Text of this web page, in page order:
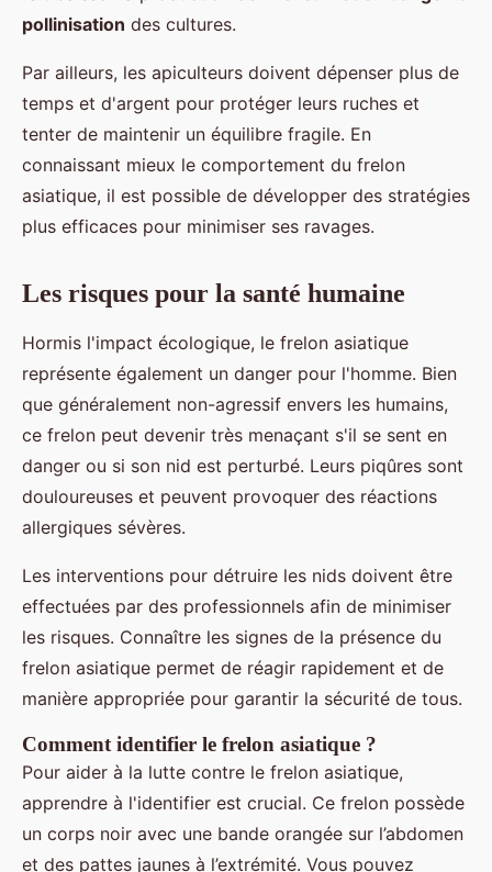
pollinisation des cultures.
Par ailleurs, les apiculteurs doivent dépenser plus de
temps et d'argent pour protéger leurs ruches et
tenter de maintenir un équilibre fragile. En
connaissant mieux le comportement du frelon
asiatique, il est possible de développer des stratégies
plus efficaces pour minimiser ses ravages.
Les risques pour la santé humaine
Hormis l'impact écologique, le frelon asiatique
représente également un danger pour l'homme. Bien
que généralement non-agressif envers les humains,
ce frelon peut devenir très menaçant s'il se sent en
danger ou si son nid est perturbé. Leurs piqûres sont
douloureuses et peuvent provoquer des réactions
allergiques sévères.
Les interventions pour détruire les nids doivent être
effectuées par des professionnels afin de minimiser
les risques. Connaître les signes de la présence du
frelon asiatique permet de réagir rapidement et de
manière appropriée pour garantir la sécurité de tous.
Comment identifier le frelon asiatique ?
Pour aider à la lutte contre le frelon asiatique,
apprendre à l'identifier est crucial. Ce frelon possède
un corps noir avec une bande orangée sur l’abdomen
et des pattes jaunes à l’extrémité. Vous pouvez